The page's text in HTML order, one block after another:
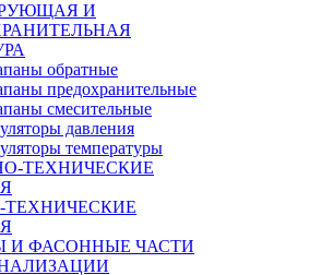
И
обратные
предохранительные
смесительные
давления
температуры
ТЕХНИЧЕСКИЕ